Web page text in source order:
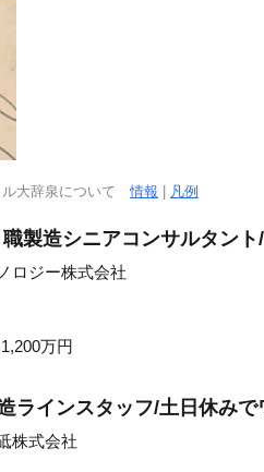
ル大辞泉について情報 凡例
製造シニアコンサルタント
ロジー株式会社
万円
ラインスタッフ/土日休み
株式会社